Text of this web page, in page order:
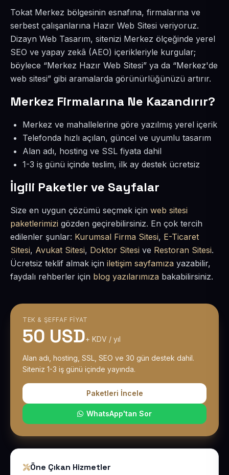
Tokat Merkez bölgesinin esnafına, firmalarına ve
serbest çalışanlarına Hazır Web Sitesi veriyoruz.
Dizayn Web Tasarım, sitenizi Merkez ölçeğinde yerel
SEO ve yapay zekâ (AEO) içerikleriyle kurgular;
böylece “Merkez Hazır Web Sitesi” ya da “Merkez'de
web sitesi” gibi aramalarda görünürlüğünüzü artırır.
Merkez Firmalarına Ne Kazandırır?
Merkez ve mahallelerine göre yazılmış yerel içerik
Telefonda hızlı açılan, güncel ve uyumlu tasarım
Alan adı, hosting ve SSL fiyata dahil
1-3 iş günü içinde teslim, ilk ay destek ücretsiz
İlgili Paketler ve Sayfalar
Size en uygun çözümü seçmek için web sitesi
paketlerimizi gözden geçirebilirsiniz. En çok tercih
edilenler şunlar: Kurumsal Firma Sitesi, E-Ticaret
Sitesi, Avukat Sitesi, Doktor Sitesi ve Restoran Sitesi.
Ücretsiz teklif almak için iletişim sayfamıza yazabilir,
faydalı rehberler için blog yazılarımıza bakabilirsiniz.
TEK & ŞEFFAF FIYAT
50 USD+ KDV / yıl
Alan adı, hosting, SSL, SEO ve 30 gün destek dahil.
Siteniz 1-3 iş günü içinde yayında.
Paketleri İncele
WhatsApp'tan Sor
Öne Çıkan Hizmetler